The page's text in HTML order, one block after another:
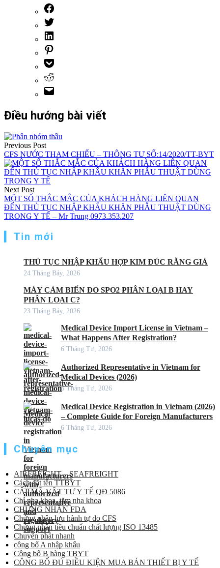
Điều hướng bài viết
Previous Post
CFS NƯỚC THAM CHIẾU – THÔNG TƯ SỐ:14/2020/TT-BYT
Next Post
MỘT SỐ THẮC MẮC CỦA KHÁCH HÀNG LIÊN QUAN
ĐẾN THỦ TỤC NHẬP KHẨU KHĂN PHẪU THUẬT DÙNG
TRONG Y TẾ – Mr Trung 0973.353.207
Tin mới
THỦ TỤC NHẬP KHẨU HỢP KIM ĐÚC RĂNG GIẢ
24 Tháng Bảy, 2026
MÁY CẢM BIẾN ĐO SPO2 PHÂN LOẠI B HAY
PHÂN LOẠI C?
23 Tháng Bảy, 2026
Medical Device Import License in Vietnam –
What Happens After Registration?
6 Tháng Tư, 2026
Authorized Representative in Vietnam for
Medical Devices (2026)
6 Tháng Tư, 2026
Medical Device Registration in Vietnam (2026)
– Complete Guide for Foreign Manufacturers
6 Tháng Tư, 2026
Chuyên mục
AIRFREIGHT – SEAFREIGHT
Cách đặt tên TTBYT
CẤP MÃ VẬT TƯ Y TẾ QĐ 5086
Chỉ nha khoa, tăm nha khoa
CHỨNG NHẬN FDA
Chứng nhận lưu hành tự do CFS
Chứng nhận tiêu chuẩn chất lượng ISO 13485
Chuyển phát nhanh
công bố A nhập khẩu
Công bố B hàng TBYT
CÔNG BỐ ĐỦ ĐIỀU KIỆN MUA BÁN THIẾT BỊ Y TẾ